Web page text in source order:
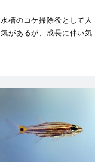
水槽のコケ掃除役として人
気があるが、成長に伴い気